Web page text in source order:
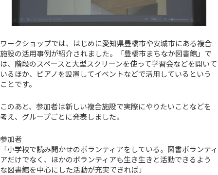
ワークショップでは、はじめに愛知県豊橋市や安城市にある複合
施設の活用事例が紹介されました。「豊橋市まちなか図書館」で
は、階段のスペースと大型スクリーンを使って学習会などを開いて
いるほか、ピアノを設置してイベントなどで活用しているという
ことです。
このあと、参加者は新しい複合施設で実際にやりたいことなどを
考え、グループごとに発表しました。
参加者
「小学校で読み聞かせのボランティアをしている。図書ボランティ
アだけでなく、ほかのボランティアも生き生きと活動できるよう
な図書館を中心にした活動が充実できれば」